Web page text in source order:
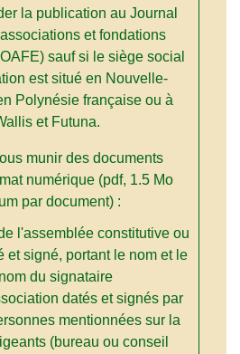
la publication au Journal
et fondations
sauf si le siège social
est situé en Nouvelle-
Polynésie française ou à
et Futuna.
munir des documents
numérique (pdf, 1.5 Mo
par document) :
l'assemblée constitutive ou
et signé, portant le nom et le
du signataire
datés et signés par
mentionnées sur la
(bureau ou conseil